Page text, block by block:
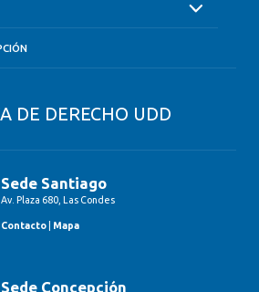
DE DERECHO UDD
Sede Santiago
Av. Plaza 680, Las Condes
Contacto Mapa
Sede Concepción